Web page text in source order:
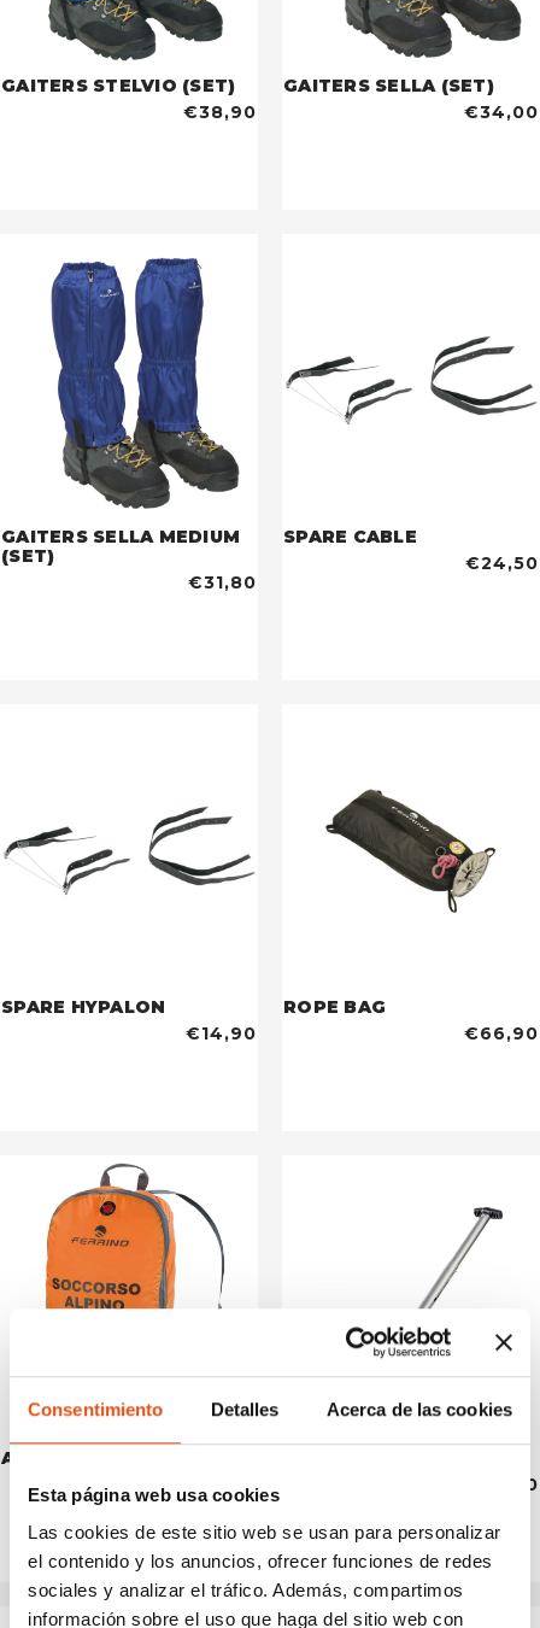
Consentimiento Detalles Acerca de las cookies
Esta página web usa cookies
Las cookies de este sitio web se usan para personalizar
el contenido y los anuncios, ofrecer funciones de redes
sociales y analizar el tráfico. Además, compartimos
información sobre el uso que haga del sitio web con
GAITERS STELVIO (SET)
€38,90
GAITERS SELLA (SET)
€34,00
GAITERS SELLA MEDIUM
(SET)
€31,80
SPARE CABLE
€24,50
SPARE HYPALON
€14,90
ROPE BAG
€66,90
AVALANCHE BAG
€66,00
€39,90